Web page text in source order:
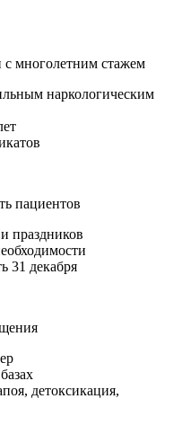
многолетним стажем
наркологическим
пациентов
праздников
31 декабря
детоксикация,